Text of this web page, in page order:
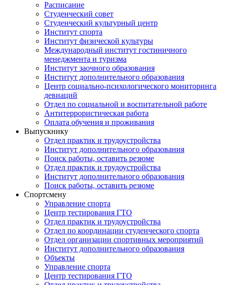
Расписание
Студенческий совет
Студенческий культурный центр
Институт спорта
Институт физической культуры
Международный институт гостиничного
менеджмента и туризма
Институт заочного образования
Институт дополнительного образования
Центр социально-психологического мониторинга
девиаций
Отдел по социальной и воспитательной работе
Антитеррористическая работа
Оплата обучения и проживания
Выпускнику
Отдел практик и трудоустройства
Институт дополнительного образования
Поиск работы, оставить резюме
Отдел практик и трудоустройства
Институт дополнительного образования
Поиск работы, оставить резюме
Спортсмену
Управление спорта
Центр тестирования ГТО
Отдел практик и трудоустройства
Отдел по координации студенческого спорта
Отдел организации спортивных мероприятий
Институт дополнительного образования
Объекты
Управление спорта
Центр тестирования ГТО